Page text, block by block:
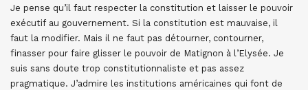
Je pense qu’il faut respecter la constitution et laisser le pouvoir
exécutif au gouvernement. Si la constitution est mauvaise, il
faut la modifier. Mais il ne faut pas détourner, contourner,
finasser pour faire glisser le pouvoir de Matignon à l’Elysée. Je
suis sans doute trop constitutionnaliste et pas assez
pragmatique. J’admire les institutions américaines qui font de